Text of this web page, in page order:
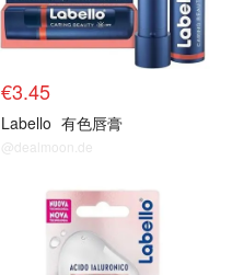
€3.45
Labello 有色唇膏
@dealmoon.de